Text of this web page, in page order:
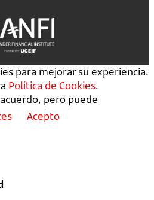
para mejorar su experiencia.
Política de Cookies.
pero puede
Acepto